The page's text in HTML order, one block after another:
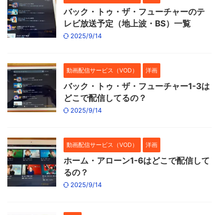
バック・トゥ・ザ・フューチャーのテ
レビ放送予定（地上波・BS）一覧
2025/9/14
動画配信サービス（VOD） 洋画
バック・トゥ・ザ・フューチャー1-3は
どこで配信してるの？
2025/9/14
動画配信サービス（VOD） 洋画
ホーム・アローン1-6はどこで配信して
るの？
2025/9/14